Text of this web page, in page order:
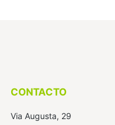
CONTACTO
Via Augusta, 29